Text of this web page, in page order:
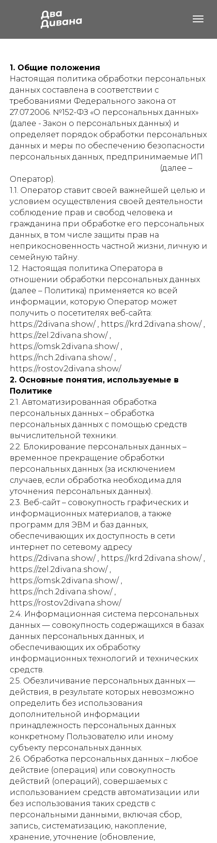
1. Общие положения
Настоящая политика обработки персональных
данных составлена в соответствии с
требованиями Федерального закона от
27.07.2006. №152-ФЗ «О персональных данных»
(далее - Закон о персональных данных) и
определяет порядок обработки персональных
данных и меры по обеспечению безопасности
персональных данных, предпринимаемые ИП
(далее –
Оператор).
1.1. Оператор ставит своей важнейшей целью и
условием осуществления своей деятельности
соблюдение прав и свобод человека и
гражданина при обработке его персональных
данных, в том числе защиты прав на
неприкосновенность частной жизни, личную и
семейную тайну.
1.2. Настоящая политика Оператора в
отношении обработки персональных данных
(далее – Политика) применяется ко всей
информации, которую Оператор может
получить о посетителях веб-сайта:
https://2divana.show/ , https://krd.2divana.show/ ,
https://zel.2divana.show/ ,
https://omsk.2divana.show/ ,
https://nch.2divana.show/ ,
https://rostov.2divana.show/
2. Основные понятия, используемые в
Политике
2.1. Автоматизированная обработка
персональных данных – обработка
персональных данных с помощью средств
вычислительной техники.
2.2. Блокирование персональных данных –
временное прекращение обработки
персональных данных (за исключением
случаев, если обработка необходима для
уточнения персональных данных).
2.3. Веб-сайт – совокупность графических и
информационных материалов, а также
программ для ЭВМ и баз данных,
обеспечивающих их доступность в сети
интернет по сетевому адресу
https://2divana.show/ , https://krd.2divana.show/ ,
https://zel.2divana.show/ ,
https://omsk.2divana.show/ ,
https://nch.2divana.show/ ,
https://rostov.2divana.show/
2.4. Информационная система персональных
данных — совокупность содержащихся в базах
данных персональных данных, и
обеспечивающих их обработку
информационных технологий и технических
средств.
2.5. Обезличивание персональных данных —
действия, в результате которых невозможно
определить без использования
дополнительной информации
принадлежность персональных данных
конкретному Пользователю или иному
субъекту персональных данных.
2.6. Обработка персональных данных – любое
действие (операция) или совокупность
действий (операций), совершаемых с
использованием средств автоматизации или
без использования таких средств с
персональными данными, включая сбор,
запись, систематизацию, накопление,
хранение, уточнение (обновление,